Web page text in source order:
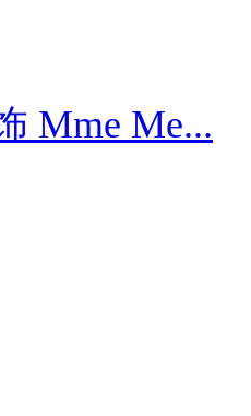
Mme Me...